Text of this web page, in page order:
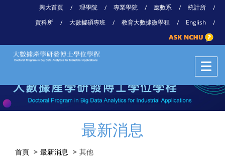
興大首頁 / 理學院 / 專業學院 / 應數系 / 統計所
/
資科所
/ 大數據碩專班 / 教育大數據微學程 / English /
最新消息
首頁 最新消息 其他